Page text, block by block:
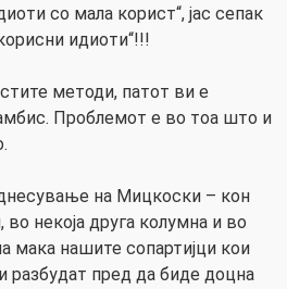
со мала корист“, јас сепак
идиоти“!!!
методи, патот ви е
Проблемот е во тоа што и
на Мицкоски – кон
некоја друга колумна и во
мака нашите сопартијци кои
разбудат пред да биде доцна